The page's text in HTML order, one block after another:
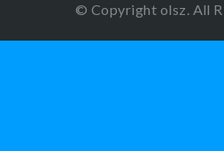
© Copyright olsz. All